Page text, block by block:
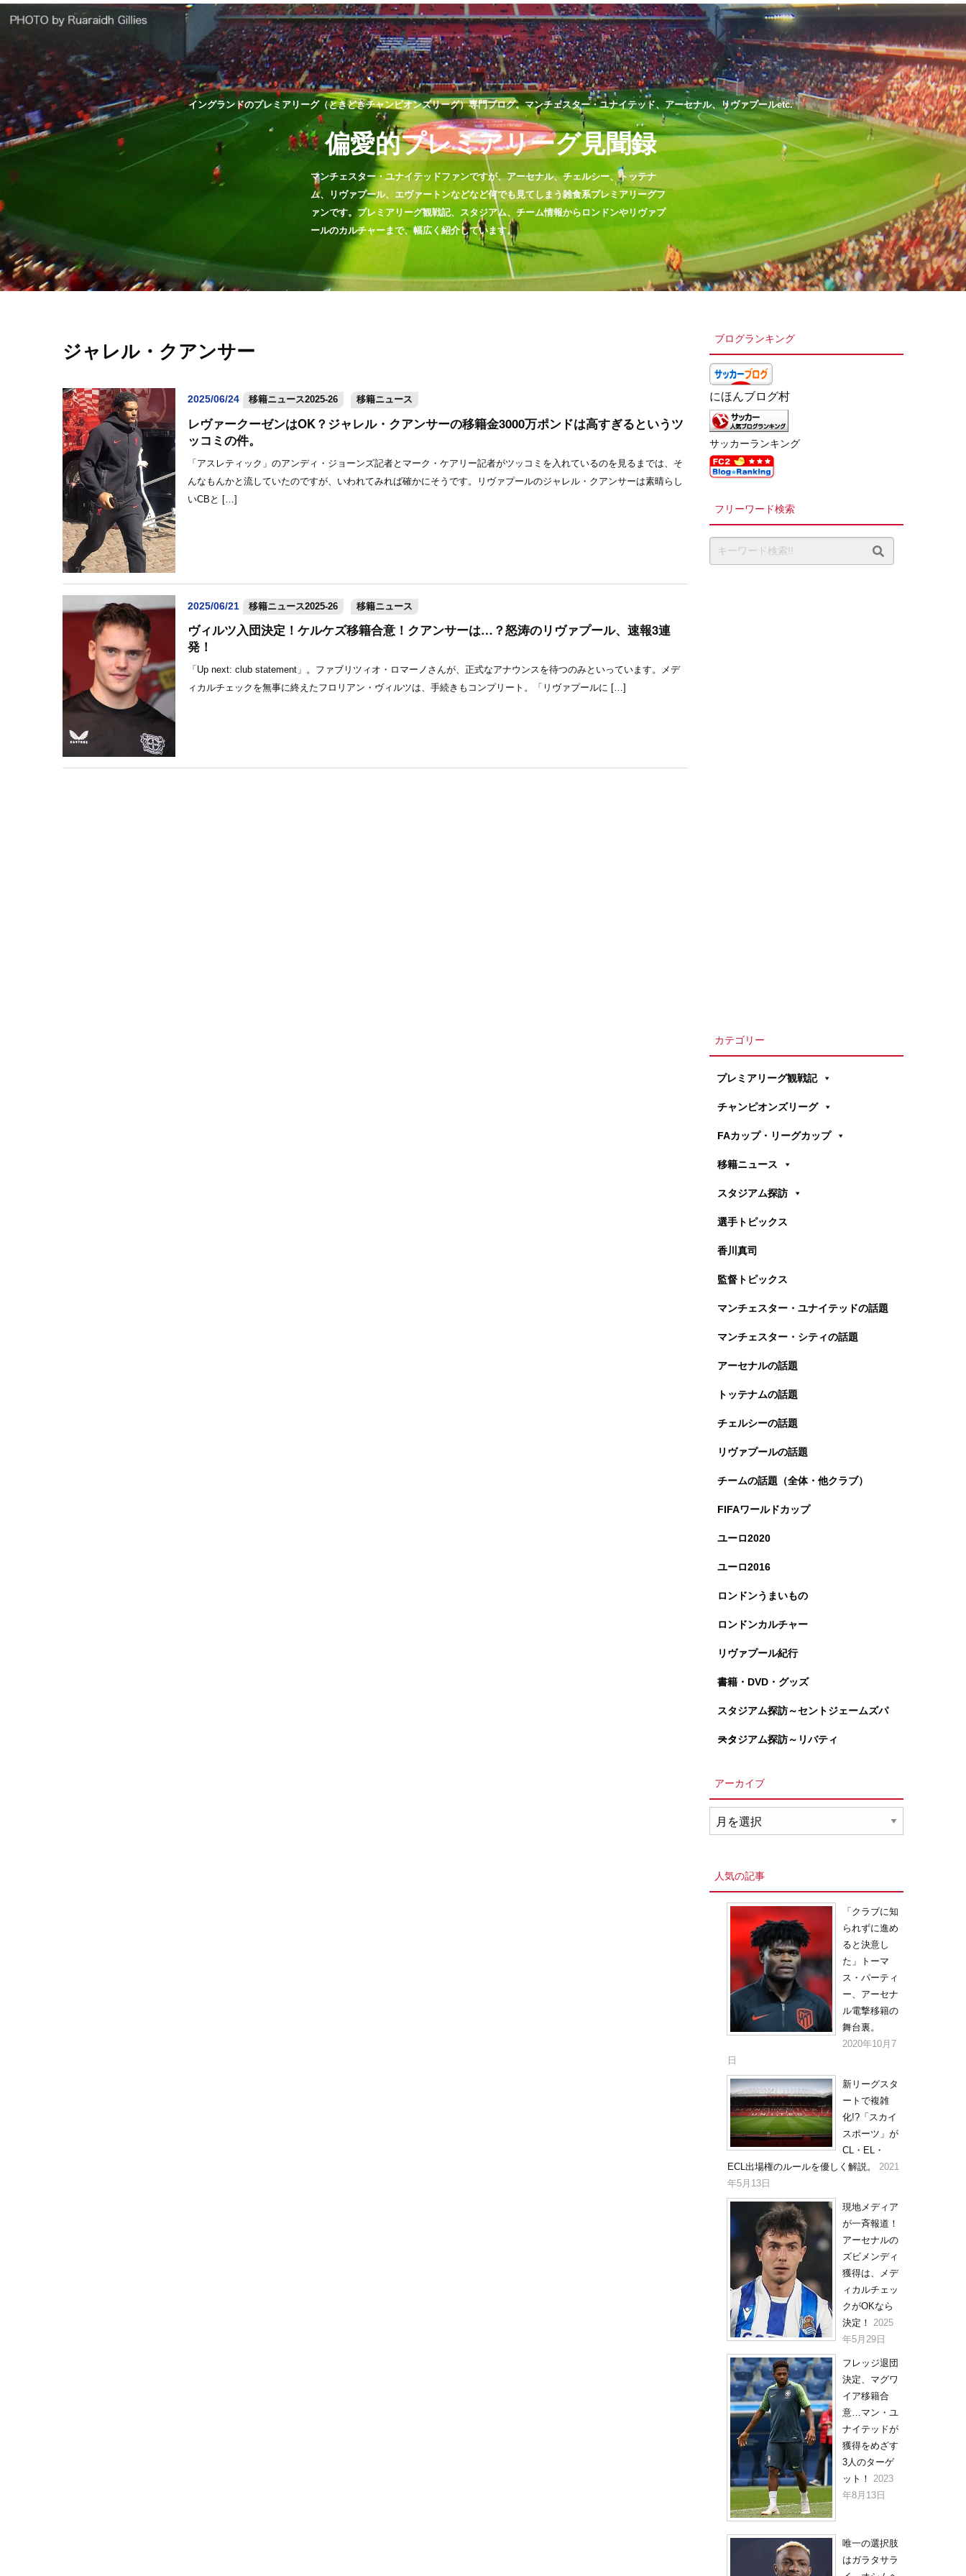
イングランドのプレミアリーグ（ときどきチャンピオンズリーグ）専門ブログ。マンチェスター・ユナイテッド、アーセナル、リヴァプールetc.
偏愛的プレミアリーグ見聞録
マンチェスター・ユナイテッドファンですが、アーセナル、チェルシー、トッテナ
ム、リヴァプール、エヴァートンなどなど何でも見てしまう雑食系プレミアリーグフ
ァンです。プレミアリーグ観戦記、スタジアム、チーム情報からロンドンやリヴァプ
ールのカルチャーまで、幅広く紹介しています。
ジャレル・クアンサー
2025/06/24 移籍ニュース2025-26 移籍ニュース
レヴァークーゼンはOK？ジャレル・クアンサーの移籍金3000万ポンドは高すぎるというツ
ッコミの件。
「アスレティック」のアンディ・ジョーンズ記者とマーク・ケアリー記者がツッコミを入れているのを見るまでは、そ
んなもんかと流していたのですが、いわれてみれば確かにそうです。リヴァプールのジャレル・クアンサーは素晴らし
いCBと […]
2025/06/21 移籍ニュース2025-26 移籍ニュース
ヴィルツ入団決定！ケルケズ移籍合意！クアンサーは…？怒涛のリヴァプール、速報3連
発！
「Up next: club statement」。ファブリツィオ・ロマーノさんが、正式なアナウンスを待つのみといっています。メデ
ィカルチェックを無事に終えたフロリアン・ヴィルツは、手続きもコンプリート。「リヴァプールに […]
ブログランキング
にほんブログ村
サッカーランキング
フリーワード検索
カテゴリー
プレミアリーグ観戦記
チャンピオンズリーグ
FAカップ・リーグカップ
移籍ニュース
スタジアム探訪
選手トピックス
香川真司
監督トピックス
マンチェスター・ユナイテッドの話題
マンチェスター・シティの話題
アーセナルの話題
トッテナムの話題
チェルシーの話題
リヴァプールの話題
チームの話題（全体・他クラブ）
FIFAワールドカップ
ユーロ2020
ユーロ2016
ロンドンうまいもの
ロンドンカルチャー
リヴァプール紀行
書籍・DVD・グッズ
スタジアム探訪～セントジェームズパ
ーク
スタジアム探訪～リバティ
アーカイブ
ー
人気の記事
「クラブに知
られずに進め
ると決意し
た」トーマ
ス・パーティ
ー、アーセナ
ル電撃移籍の
舞台裏。
2020年10月7
日
新リーグスタ
ートで複雑
化!?「スカイ
スポーツ」が
CL・EL・
ECL出場権のルールを優しく解説。
2021
年5月13日
現地メディア
が一斉報道！
アーセナルの
ズビメンディ
獲得は、メデ
ィカルチェッ
クがOKなら
決定！
2025
年5月29日
フレッジ退団
決定、マグワ
イア移籍合
意…マン・ユ
ナイテッドが
獲得をめざす
3人のターゲ
ット！ 2023
年8月13日
唯一の選択肢
はガラタサラ